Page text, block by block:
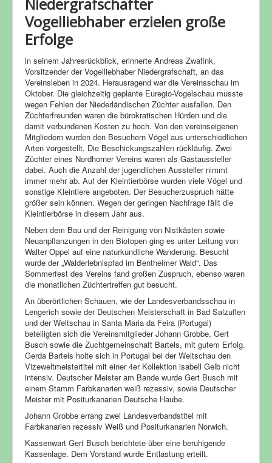
Vogelliebhaber erzielen große
Erfolge
in seinem Jahresrückblick, erinnerte Andreas Zwafink,
Vorsitzender der Vogelliebhaber Niedergrafschaft, an das
Vereinsleben in 2024. Herausragend war die Vereinsschau im
Oktober. Die gleichzeitig geplante Euregio-Vogelschau musste
wegen Fehlen der Niederländischen Züchter ausfallen. Den
Züchterfreunden waren die bürokratischen Hürden und die
damit verbundenen Kosten zu hoch. Von den vereinseigenen
Mitgliedern wurden den Besuchern Vögel aus unterschiedlichen
Arten vorgestellt. Die Beschickungszahlen rückläufig. Zwei
Züchter eines Nordhorner Vereins waren als Gastaussteller
dabei. Auch die Anzahl der jugendlichen Aussteller nimmt
immer mehr ab. Auf der Kleintierbörse wurden viele Vögel und
sonstige Kleintiere angeboten. Der Besucherzuspruch hätte
größer sein können. Wegen der geringen Nachfrage fällt die
Kleintierbörse in diesem Jahr aus.
Neben dem Bau und der Reinigung von Nistkästen sowie
Neuanpflanzungen in den Biotopen ging es unter Leitung von
Walter Oppel auf eine naturkundliche Wanderung. Besucht
wurde der „Walderlebnispfad im Bentheimer Wald“. Das
Sommerfest des Vereins fand großen Zuspruch, ebenso waren
die monatlichen Züchtertreffen gut besucht.
An überörtlichen Schauen, wie der Landesverbandsschau in
Lengerich sowie der Deutschen Meisterschaft in Bad Salzuflen
und der Weltschau in Santa Maria da Feira (Portugal)
beteiligten sich die Vereinsmitglieder Johann Grobbe, Gert
Busch sowie die Zuchtgemeinschaft Bartels, mit gutem Erfolg.
Gerda Bartels holte sich in Portugal bei der Weltschau den
Vizeweltmeistertitel mit einer 4er Kollektion isabell Gelb nicht
intensiv. Deutscher Meister am Bande wurde Gert Busch mit
einem Stamm Farbkanarien weiß rezessiv, sowie Deutscher
Meister mit Positurkanarien Deutsche Haube.
Johann Grobbe errang zwei Landesverbandstitel mit
Farbkanarien rezessiv Weiß und Positurkanarien Norwich.
Kassenwart Gert Busch berichtete über eine beruhigende
Kassenlage. Dem Vorstand wurde Entlastung erteilt.